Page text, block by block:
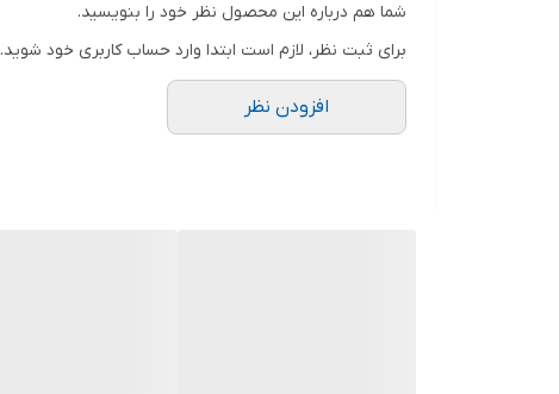
شما هم درباره این محصول نظر خود را بنویسید.
برای ثبت نظر، لازم است ابتدا وارد حساب کاربری خود شوید.
افزودن نظر